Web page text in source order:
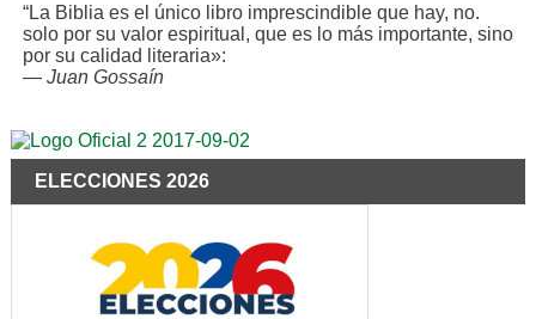
“La Biblia es el único libro imprescindible que hay, no.
solo por su valor espiritual, que es lo más importante, sino
por su calidad literaria»:
— Juan Gossaín
ELECCIONES 2026